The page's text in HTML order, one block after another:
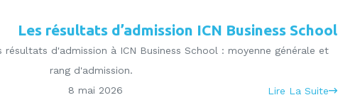
Les résultats d’admission ICN Business School
résultats d'admission à ICN Business School : moyenne générale et
rang d'admission.
8 mai 2026 Lire La Suite